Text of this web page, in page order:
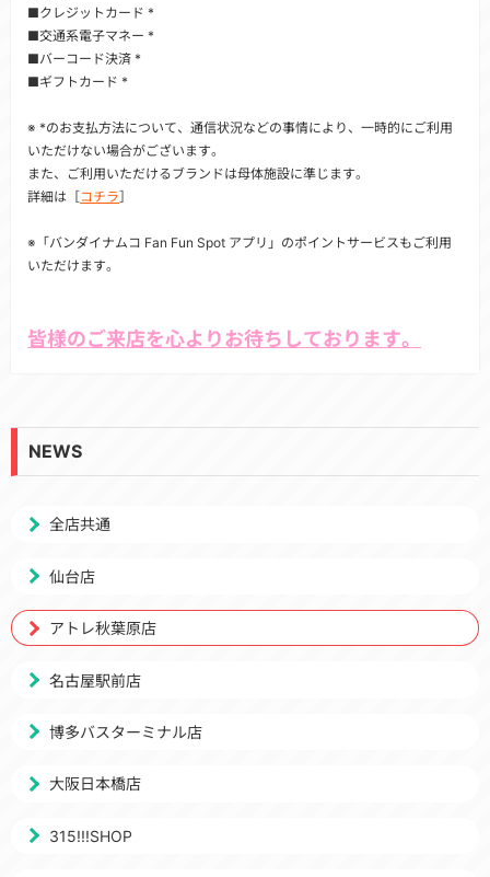
■クレジットカード *
■交通系電子マネー *
■バーコード決済 *
■ギフトカード *
※ *のお支払方法について、通信状況などの事情により、一時的にご利用
いただけない場合がございます。
また、ご利用いただけるブランドは母体施設に準じます。
詳細は［コチラ］
※「バンダイナムコ Fan Fun Spot アプリ」のポイントサービスもご利用
いただけます。
皆様のご来店を心よりお待ちしております。
NEWS
全店共通
仙台店
アトレ秋葉原店
名古屋駅前店
博多バスターミナル店
大阪日本橋店
315!!!SHOP